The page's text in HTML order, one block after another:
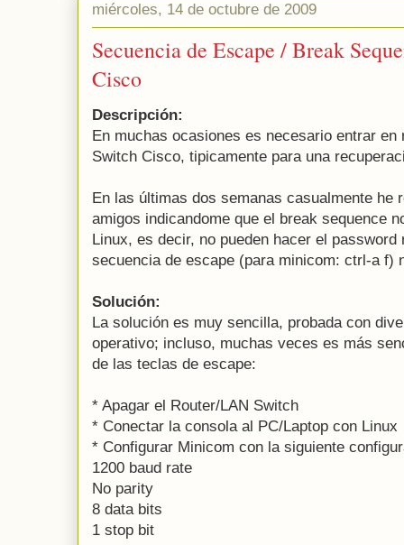
miércoles, 14 de octubre de 2009
Secuencia de Escape / Break
Cisco
Descripción:
En muchas ocasiones es necesario entrar
Switch Cisco, tipicamente para una
En las últimas dos semanas casualmente he
amigos indicandome que el break sequence
Linux, es decir, no pueden hacer el password
secuencia de escape (para minicom: ctrl-a f)
Solución:
La solución es muy sencilla, probada con
operativo; incluso, muchas veces es más
de las teclas de escape:
* Apagar el Router/LAN Switch
* Conectar la consola al PC/Laptop con Linux
* Configurar Minicom con la siguiente
1200 baud rate
No parity
8 data bits
1 stop bit